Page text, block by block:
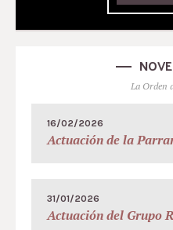
La Orden
16/02/2026
Actuación de la
31/01/2026
Actuación del Grupo